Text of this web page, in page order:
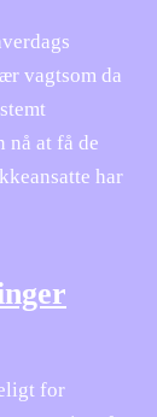
vagtsom da
nå at få de
har
for